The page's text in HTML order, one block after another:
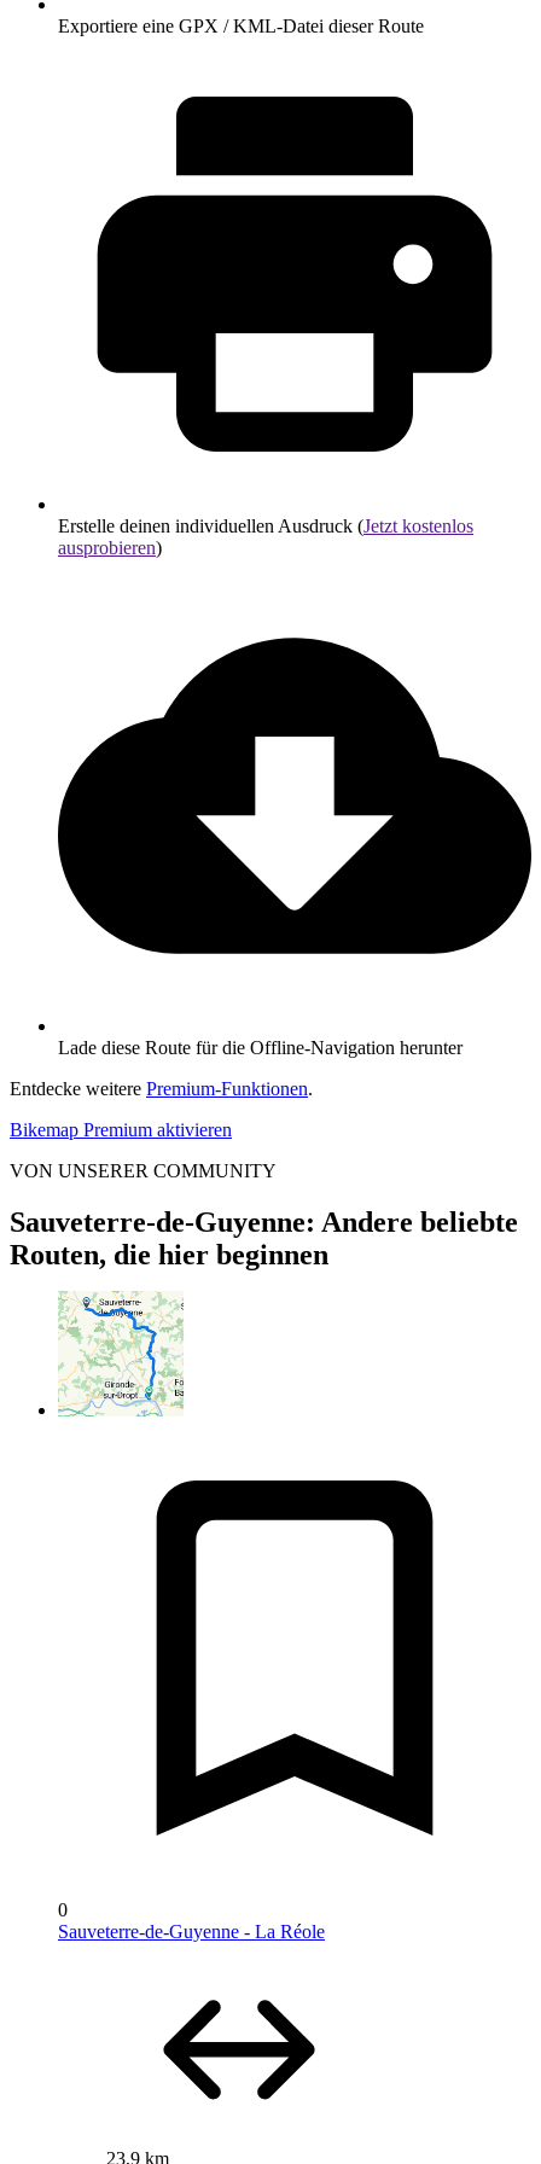
Exportiere eine GPX / KML-Datei dieser Route
Erstelle deinen individuellen Ausdruck (Jetzt kostenlos
ausprobieren)
Lade diese Route für die Offline-Navigation herunter
Entdecke weitere Premium-Funktionen.
Bikemap Premium aktivieren
VON UNSERER COMMUNITY
Sauveterre-de-Guyenne: Andere beliebte
Routen, die hier beginnen
0
Sauveterre-de-Guyenne - La Réole
23,9 km